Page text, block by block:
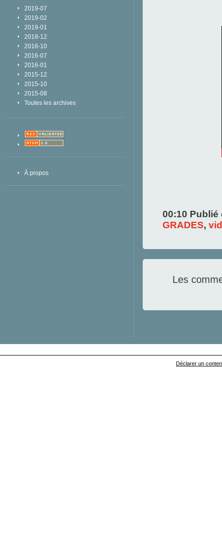
2019-07
2019-02
2019-01
2018-12
2016-10
2016-07
2016-01
2015-12
2015-10
2015-08
Toutes les archives
À propos
00:10
GRADES,
Les
Déclarer un